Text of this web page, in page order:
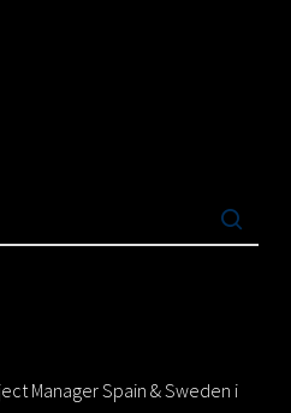
Manager Spain & Sweden i